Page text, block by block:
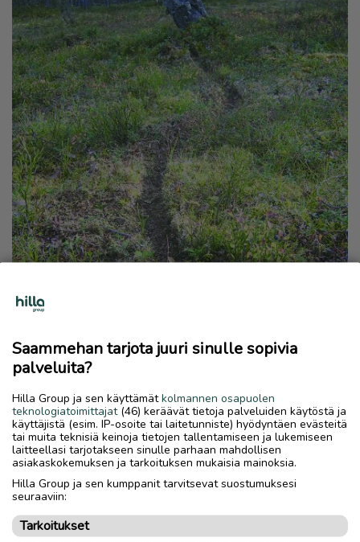
Saammehan tarjota juuri sinulle sopivia
palveluita?
Hilla Group ja sen käyttämätkolmannen osapuolen
teknologiatoimittajat(46) keräävät tietoja palveluiden käytöstä ja
käyttäjistä (esim. IP-osoite tai laitetunniste) hyödyntäen evästeitä
tai muita teknisiä keinoja tietojen tallentamiseen ja lukemiseen
laitteellasi tarjotakseen sinulle parhaan mahdollisen
asiakaskokemuksen ja tarkoituksen mukaisia mainoksia.
Hilla Group ja sen kumppanit tarvitsevat suostumuksesi
seuraaviin:
Tarkoitukset